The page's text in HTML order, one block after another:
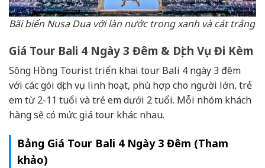
Bãi biển Nusa Dua với làn nước trong xanh và cát trắng
Giá Tour Bali 4 Ngày 3 Đêm & Dịch Vụ Đi Kèm
Sông Hồng Tourist triển khai tour Bali 4 ngày 3 đêm
với các gói dịch vụ linh hoạt, phù hợp cho người lớn, trẻ
em từ 2-11 tuổi và trẻ em dưới 2 tuổi. Mỗi nhóm khách
hàng sẽ có mức giá tour khác nhau.
Bảng Giá Tour Bali 4 Ngày 3 Đêm (Tham
khảo)